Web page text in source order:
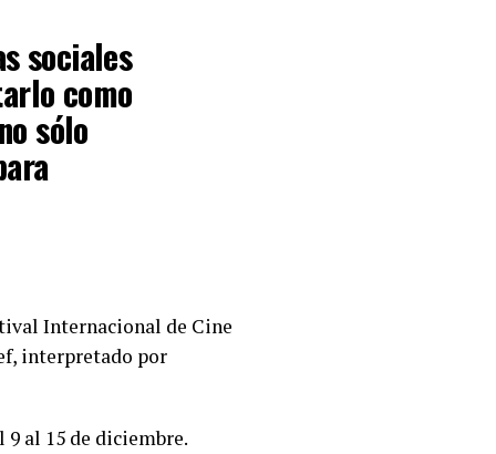
sociales
como
sólo
Internacional de Cine
interpretado por
al 15 de diciembre.